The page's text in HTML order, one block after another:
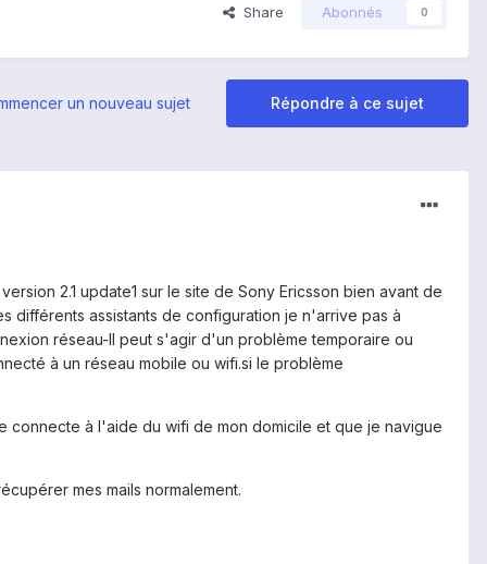
Share Abonnés 0
Répondre à ce sujet
un nouveau sujet
2.1 update1 sur le site de Sony Ericsson bien avant de
différents assistants de configuration je n'arrive pas à
réseau-Il peut s'agir d'un problème temporaire ou
à un réseau mobile ou wifi.si le problème
connecte à l'aide du wifi de mon domicile et que je navigue
mes mails normalement.